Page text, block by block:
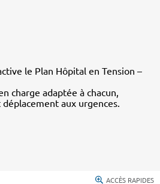
le Plan Hôpital en Tension –
charge adaptée à chacun,
aux urgences.
ACCÈS RAPIDES